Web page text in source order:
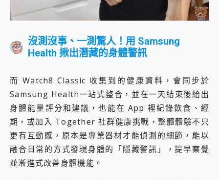
沒測沒事、一測驚人！用 Samsung
Health 揪出潛藏的身體警訊
而 Watch8 Classic 收集到的健康資料，會同步於
Samsung Health一站式整合，並在一天結束後給出
身體能量評分和建議，也能在 App 裡紀錄飲食、經
期，或加入 Together 社群健康挑戰，整體體驗不只
更有互動感，原本是專業器材才能偵測的細節，能以
融合日常的方式發現身體的「隱藏警訊」，提早察覺
並漸進式改善身體機能。